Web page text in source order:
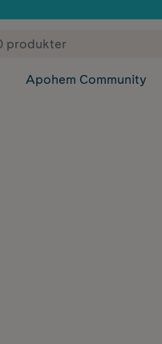
✓ Fri frakt
Apohem Community